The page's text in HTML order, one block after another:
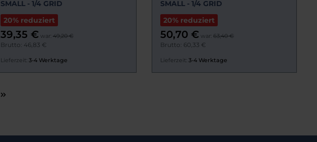
SMALL - 1/4 GRID
20% reduziert
39,35 € war: 49,20 €
Brutto: 46,83 €
Lieferzeit: 3-4 Werktage
SMALL - 1/4 GRID
20% reduziert
50,70 € war: 63,40 €
Brutto: 60,33 €
Lieferzeit: 3-4 Werktage